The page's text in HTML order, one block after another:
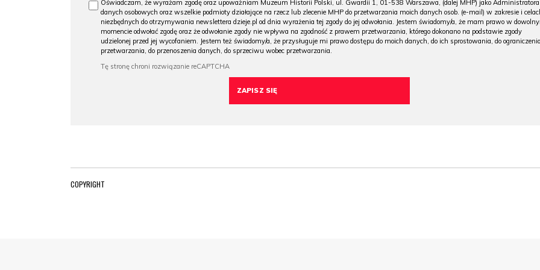
Oświadczam, że wyrażam zgodę oraz upoważniam Muzeum Historii Polski, ul. Gwardii 1, 01-538 Warszawa, (dalej MHP) jako Administratora
danych osobowych oraz wszelkie podmioty działające na rzecz lub zlecenie MHP do przetwarzania moich danych osob. (e-mail) w zakresie i
niezbędnych do otrzymywania newslettera dzieje.pl od dnia wyrażenia tej zgody do jej odwołania. Jestem świadomy/a, że mam prawo w
momencie odwołać zgodę oraz że odwołanie zgody nie wpływa na zgodność z prawem przetwarzania, którego dokonano na podstawie zgody
udzielonej przed jej wycofaniem. Jestem też świadomy/a, że przysługuje mi prawo dostępu do moich danych, do ich sprostowania, do ograniczenia
przetwarzania, do przenoszenia danych, do sprzeciwu wobec przetwarzania.
COPYRIGHT